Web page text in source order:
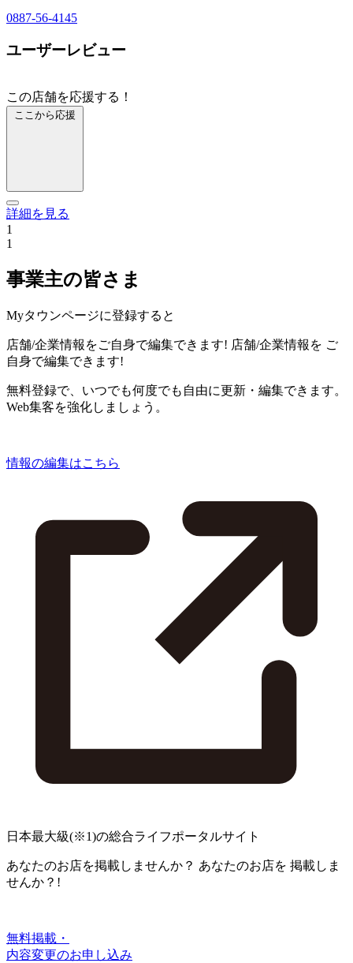
0887-56-4145
ユーザーレビュー
この店舗を応援する！
ここから応援
詳細を見る
1
1
事業主の皆さま
Myタウンページに登録すると
店舗/企業情報をご自身で編集できます! 店舗/企業情報を ご
自身で編集できます!
無料登録で、いつでも何度でも自由に更新・編集できます。
Web集客を強化しましょう。
情報の編集はこちら
日本最大級(※1)の総合ライフポータルサイト
あなたのお店を掲載しませんか？ あなたのお店を 掲載しま
せんか？!
無料掲載・
内容変更のお申し込み